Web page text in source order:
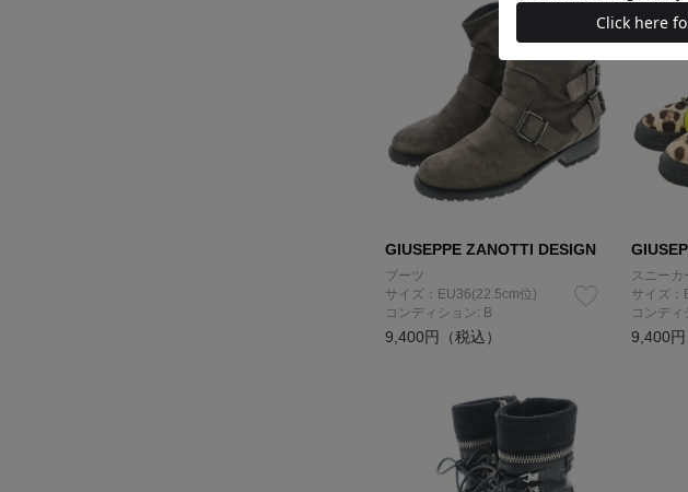
GIUSEPPE ZANOTTI DESIGN
ブーツ
サイズ：EU36(22.5cm位)
コンディション: B
9,400円（税込）
スニーカ
サイズ：
コンディ
9,400円